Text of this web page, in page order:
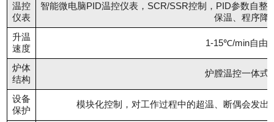
温控
仪表
智能微电脑PID温控仪表，SCR/SSR控制，PID参数自整
保温、程序降
升温
速度
1-15℃/min自由
炉体
结构
炉膛温控一体式
设备
保护
模块化控制，对工作过程中的超温、断偶会发